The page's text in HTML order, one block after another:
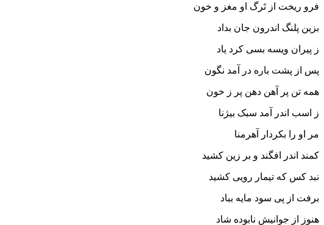
فرو ریخت از تَرگ او مغز و خون‏
بزین پلنگ اندرون جان بداد
ز پیران ویسه بسى کرد یاد
پس از پشت باره در آمد نگون
همه تن پر آهن دهن پر ز خون‏
ز اسب اندر آمد سبک بیژنا
مر او را بکردار آهرمنا
کمند اندر افگند و بر زین کشید
نبد کس که تیمار رویى کشید
برفت از پى سود مایه بباد
هنوز از جوانیش نابوده شاد